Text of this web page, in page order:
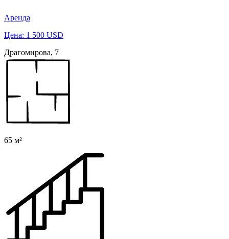
Аренда
Цена: 1 500 USD
Драгомирова, 7
65 м²